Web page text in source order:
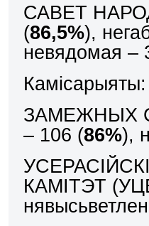
САВЕТ
(86,5%),
невядомая –
Камісарыяты:
ЗАМЕЖНЫХ
– 106 (86%),
КАМІТЭТ